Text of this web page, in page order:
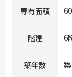
専有面積
階建 6
築年数